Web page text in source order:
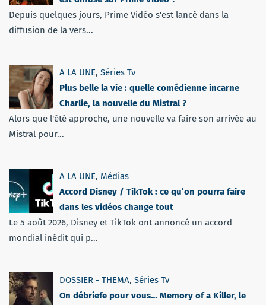
Depuis quelques jours, Prime Vidéo s'est lancé dans la
diffusion de la vers...
A LA UNE, Séries Tv
Plus belle la vie : quelle comédienne incarne
Charlie, la nouvelle du Mistral ?
Alors que l'été approche, une nouvelle va faire son arrivée au
Mistral pour...
A LA UNE, Médias
Accord Disney / TikTok : ce qu’on pourra faire
dans les vidéos change tout
Le 5 août 2026, Disney et TikTok ont annoncé un accord
mondial inédit qui p...
DOSSIER - THEMA, Séries Tv
On débriefe pour vous… Memory of a Killer, le